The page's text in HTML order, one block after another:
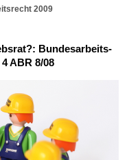
2009
Bun­des­ar­beits­
ABR 8/08